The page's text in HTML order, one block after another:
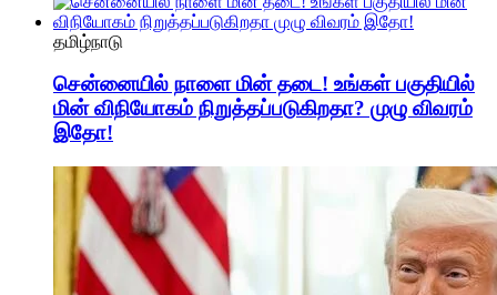
தமிழ்நாடு
சென்னையில் நாளை மின் தடை! உங்கள் பகுதியில்
மின் விநியோகம் நிறுத்தப்படுகிறதா? முழு விவரம்
இதோ!